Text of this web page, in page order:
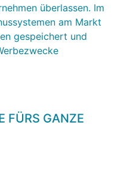
überlassen. Im
am Markt
gespeichert und
FÜRS GANZE